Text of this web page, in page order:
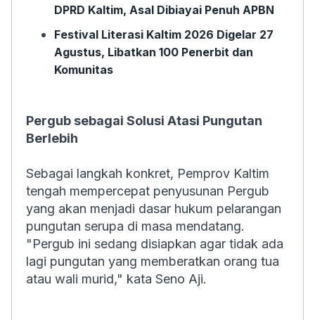
DPRD Kaltim, Asal Dibiayai Penuh APBN
Festival Literasi Kaltim 2026 Digelar 27
Agustus, Libatkan 100 Penerbit dan
Komunitas
Pergub sebagai Solusi Atasi Pungutan
Berlebih
Sebagai langkah konkret, Pemprov Kaltim
tengah mempercepat penyusunan Pergub
yang akan menjadi dasar hukum pelarangan
pungutan serupa di masa mendatang.
"Pergub ini sedang disiapkan agar tidak ada
lagi pungutan yang memberatkan orang tua
atau wali murid," kata Seno Aji.